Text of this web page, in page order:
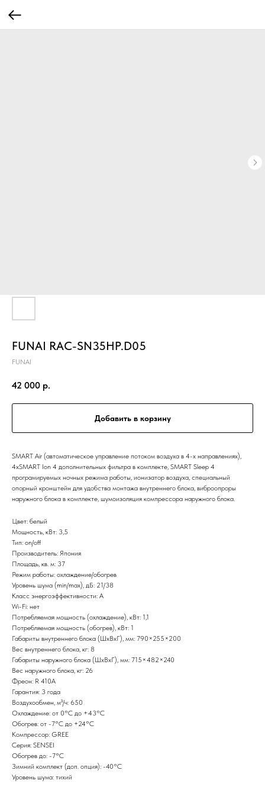
FUNAI RAC-SN35HP.D05
FUNAI
42 000 р.
Добавить в корзину
SMART Air (автоматическое управление потоком воздуха в 4-х направлениях),
4хSMART Ion 4 дополнительных фильтра в комплекте, SMART Sleep 4
програмируемых ночных режима работы, ионизатор воздуха, специальный
опорный кронштейн для удобства монтажа внутреннего блока, виброопроры
наружного блока в комплекте, шумоизоляция компрессора наружного блока.
Цвет: белый
Мощность, кВт: 3,5
Тип: on/off
Производитель: Япония
Площадь, кв. м: 37
Режим работы: охлаждение/обогрев
Уровень шума (min/max), дБ: 21/38
Класс энергоэффективности: А
Wi-Fi: нет
Потребляемая мощность (охлаждение), кВт: 1,1
Потребляемая мощность (обогрев), кВт: 1
Габариты внутреннего блока (ШxВxГ), мм: 790×255×200
Вес внутреннего блока, кг: 8
Габариты наружного блока (ШxВxГ), мм: 715×482×240
Вес наружного блока, кг: 26
Фреон: R 410A
Гарантия: 3 года
Воздухообмен, м³/ч: 650
Охлаждение: от 0°С до +43°С
Обогрев: от -7°С до +24°С
Компрессор: GREE
Серия: SENSEI
Обогрев до: -7°С
Зимний комплект (доп. опция): -40°С
Уровень шума: тихий